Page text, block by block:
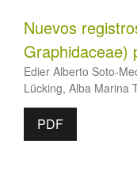
Nuevos
Graphidaceae)
Edier Alberto Soto-
Lücking, Alba Marina
PDF